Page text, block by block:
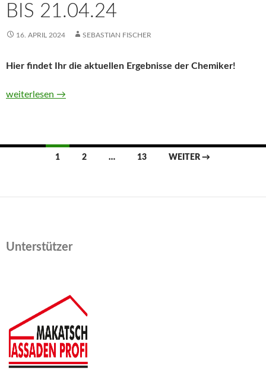
BIS 21.04.24
16. APRIL 2024 SEBASTIAN FISCHER
Hier findet Ihr die aktuellen Ergebnisse der Chemiker!
Ergebnisse vom 19.04.24 bis 21.04.24
weiterlesen →
Beitrags-
1 2 … 13 WEITER →
Unterstützer